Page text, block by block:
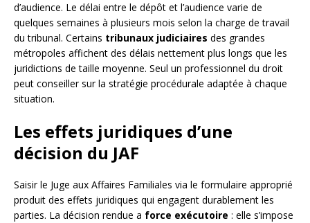
d’audience. Le délai entre le dépôt et l’audience varie de
quelques semaines à plusieurs mois selon la charge de travail
du tribunal. Certains tribunaux judiciaires des grandes
métropoles affichent des délais nettement plus longs que les
juridictions de taille moyenne. Seul un professionnel du droit
peut conseiller sur la stratégie procédurale adaptée à chaque
situation.
Les effets juridiques d’une
décision du JAF
Saisir le Juge aux Affaires Familiales via le formulaire approprié
produit des effets juridiques qui engagent durablement les
parties. La décision rendue a force exécutoire : elle s’impose